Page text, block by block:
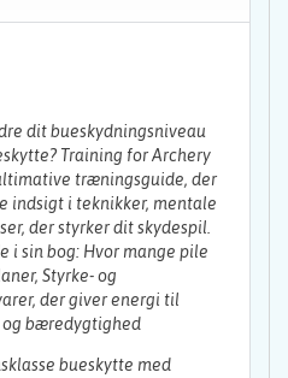
dit bueskydningsniveau
Training for Archery
træningsguide, der
indsigt i teknikker, mentale
der styrker dit skydespil.
i sin bog: Hvor mange pile
Styrke- og
der giver energi til
bæredygtighed
bueskytte med